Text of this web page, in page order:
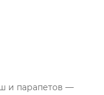
и парапетов —